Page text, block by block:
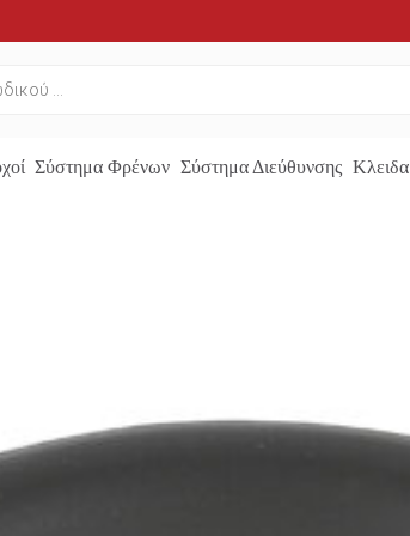
Σύστημα Φρένων Σύστημα Διεύθυνσης